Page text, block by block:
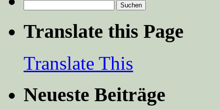
nach:
Translate this Page
Translate This
Neueste Beiträge